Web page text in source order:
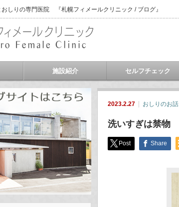
しりの専門医院 『札幌フィメールクリニック / ブログ』
施設紹介 セルフチェック
2023.2.27 おしりのお話
洗いすぎは禁物
Post Share